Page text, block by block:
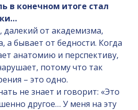
в конечном итоге стал
далекий от академизма,
а бывает от бедности. Когда
анатомию и перспективу,
потому что так
– это одно.
не знает и говорит: «Это
другое… У меня на эту